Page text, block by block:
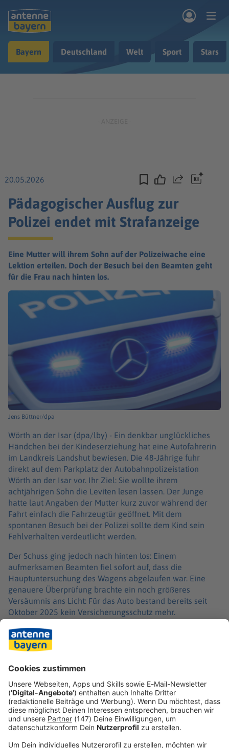
Musik & Radio
Bayern Deutschland Welt Sport Stars
20.05.2026 Teilen
Pädagogischer Ausflug zur
Polizei endet mit Strafanzeige
Eine Mutter will ihrem Sohn auf der Polizeiwache eine
Lektion erteilen. Doch der Besuch bei den Beamten geht
für die Frau nach hinten los.
Jens Büttner/dpa
Wörth an der Isar (dpa/lby) - Ein denkbar unglückliches
Händchen bei der Kindeserziehung hat eine Autofahrerin
im Landkreis Landshut bewiesen. Die 48-Jährige fuhr
direkt auf dem Parkplatz der Autobahnpolizeistation
Wörth an der Isar vor. Ihr Ziel: Sie wollte ihrem
achtjährigen Sohn die Leviten lesen lassen. Der Junge
hatte laut Angaben der Mutter kurz zuvor während der
Fahrt einfach die Fahrzeugtür geöffnet. Mit dem
spontanen Besuch bei der Polizei sollte dem Kind sein
Fehlverhalten verdeutlicht werden.
Der Schuss ging jedoch nach hinten los: Einem
aufmerksamen Beamten fiel sofort auf, dass die
Hauptuntersuchung des Wagens abgelaufen war. Eine
genauere Überprüfung brachte ein noch größeres
Versäumnis ans Licht: Für das Auto bestand bereits seit
Oktober 2025 kein Versicherungsschutz mehr.
Die Beamten untersagten der Frau die Weiterfahrt und
setzten das Auto noch vor Ort außer Betrieb. Statt einer
Lektion für den Sohn gab es eine Anzeige gegen die
Mutter wegen Verstoßes gegen das